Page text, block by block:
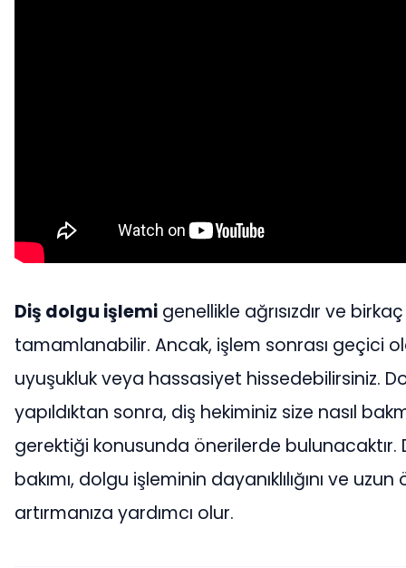
Diş dolgu işlemi genellikle ağrısızdır ve
tamamlanabilir. Ancak, işlem sonrası geçici
uyuşukluk veya hassasiyet hissedebilirsiniz.
yapıldıktan sonra, diş hekiminiz size nasıl
gerektiği konusunda önerilerde bulunacaktır.
bakımı, dolgu işleminin dayanıklılığını ve
artırmanıza yardımcı olur.